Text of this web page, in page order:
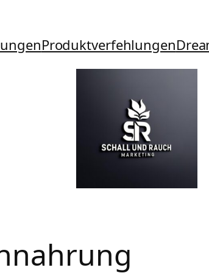
Produktverfehlungen